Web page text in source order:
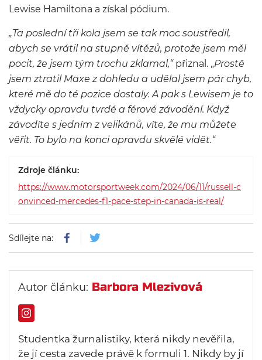
Lewise Hamiltona a získal pódium.
„Ta poslední tři kola jsem se tak moc soustředil,
abych se vrátil na stupně vítězů, protože jsem měl
pocit, že jsem tým trochu zklamal,“ přiznal. „Prostě
jsem ztratil Maxe z dohledu a udělal jsem pár chyb,
které mě do té pozice dostaly. A pak s Lewisem je to
vždycky opravdu tvrdé a férové závodění. Když
závodíte s jedním z velikánů, víte, že mu můžete
věřit. To bylo na konci opravdu skvělé vidět.“
Zdroje článku:
https://www.motorsportweek.com/2024/06/11/russell-c
onvinced-mercedes-f1-pace-step-in-canada-is-real/
Sdílejte na:
Autor článku: Barbora Mlezivová
Studentka žurnalistiky, která nikdy nevěřila,
že jí cesta zavede právě k formuli 1. Nikdy by jí